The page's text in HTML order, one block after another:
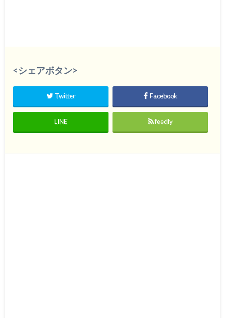
<シェアボタン>
Twitter Facebook
LINE feedly